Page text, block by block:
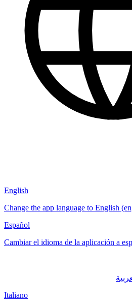
English
Change the app language to English
Español
Cambiar el idioma de la aplicación a
Italiano